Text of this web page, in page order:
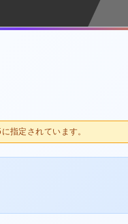
指定されています。